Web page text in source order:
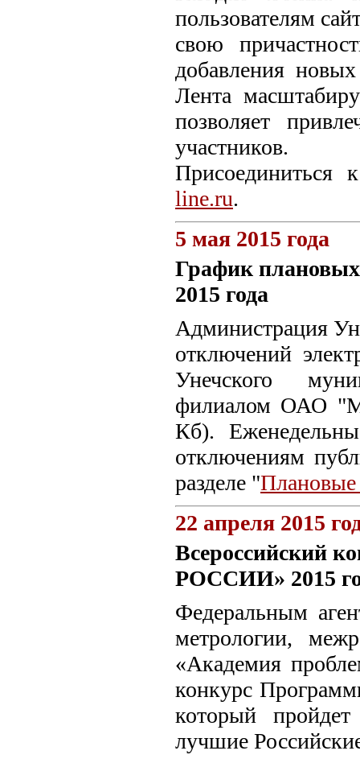
пользователям
свою
добавления
Лента
позволяет
участников.
line.ru.
5 мая 2015 года
График
2015 года
Администрация
отключений
Унечского
филиалом ОАО
Кб).
отключениям
разделе "
22 апреля 2015
Всероссийский
РОССИИ» 2015
Федеральным
метрологии,
«Академия
конкурс
который
лучшие